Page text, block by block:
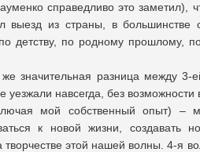
справедливо это заметил),
выезд из страны, в большинстве
детству, по родному прошлому,
значительная разница между
уезжали навсегда, без возможности
мой собственный опыт) –
к новой жизни,
творчестве этой нашей волны. 4-я